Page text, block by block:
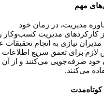
مهم
مدیریت، در زمان خود
کارکردهای مدیریت کسب‌وکار
مدیران نیازی به انجام تحقیقات
برای تعمق سریع اطلاعات
خود صرفه‌جویی می‌کنند و از آن
می‌کنند.